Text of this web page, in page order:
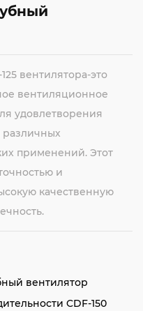
вентилятора-это
вентиляционное
удовлетворения
различных
применений. Этот
и
качественную
вентилятор
CDF-150